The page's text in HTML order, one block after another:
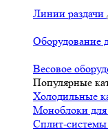
Линии раздачи
Оборудование
Весовое
Популярные
Холодильные
Моноблоки
Сплит-